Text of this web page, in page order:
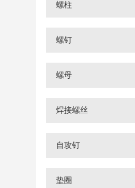
螺柱
螺钉
螺母
焊接螺丝
自攻钉
垫圈